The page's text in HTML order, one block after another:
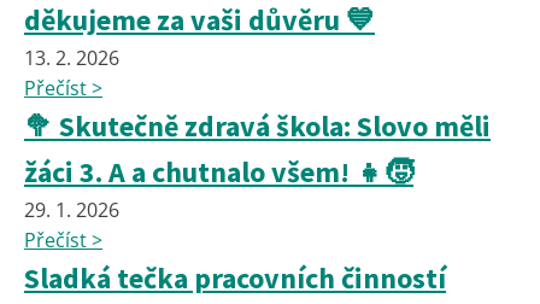
děkujeme za vaši důvěru 💙
13. 2. 2026
Přečíst >
🥦 Skutečně zdravá škola: Slovo měli
žáci 3. A a chutnalo všem! 👧🧒
29. 1. 2026
Přečíst >
Sladká tečka pracovních činností